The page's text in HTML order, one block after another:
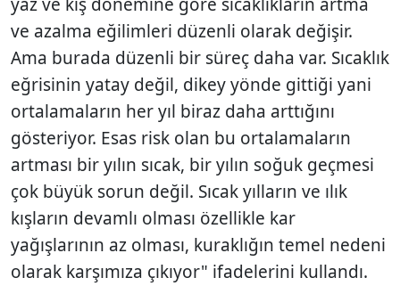
ve azalma eğilimleri düzenli olarak değişir.
Ama burada düzenli bir süreç daha var. Sıcaklık
eğrisinin yatay değil, dikey yönde gittiği yani
ortalamaların her yıl biraz daha arttığını
gösteriyor. Esas risk olan bu ortalamaların
artması bir yılın sıcak, bir yılın soğuk geçmesi
çok büyük sorun değil. Sıcak yılların ve ılık
kışların devamlı olması özellikle kar
yağışlarının az olması, kuraklığın temel nedeni
olarak karşımıza çıkıyor" ifadelerini kullandı.